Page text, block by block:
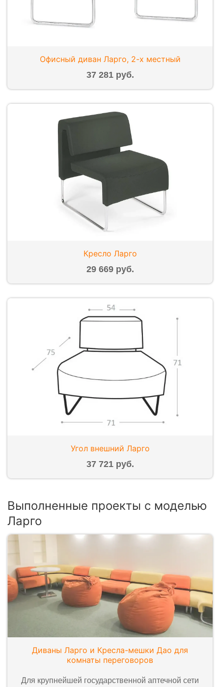
Офисный диван Ларго, 2-х местный
37 281 руб.
Кресло Ларго
29 669 руб.
Угол внешний Ларго
37 721 руб.
Выполненные проекты с моделью
Ларго
Диваны Ларго и Кресла-мешки Дао для
комнаты переговоров
Для крупнейшей государственной аптечной сети